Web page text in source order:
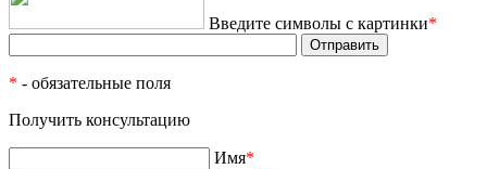
Введите символы с картинки*
* - обязательные поля
Получить консультацию
Имя*